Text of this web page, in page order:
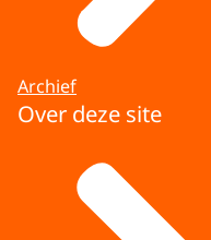
Archief
Over deze site